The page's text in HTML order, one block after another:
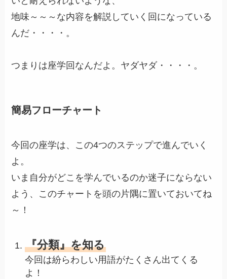
地味～～～な内容を解説していく回になっている
んだ・・・・。
つまりは座学回なんだよ。ヤダヤダ・・・・。
簡易フローチャート
今回の座学は、この4つのステップで進んでいく
よ。
いま自分がどこを学んでいるのか迷子にならない
よう、このチャートを頭の片隅に置いておいてね
～！
『分類』を知る
今回は紛らわしい用語がたくさん出てくる
よ！